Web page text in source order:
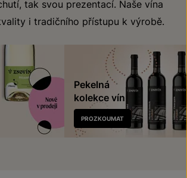
tak svou prezentací. Naše vína
i tradičního přístupu k výrobě.
Pekelná
kolekce vín
PROZKOUMAT